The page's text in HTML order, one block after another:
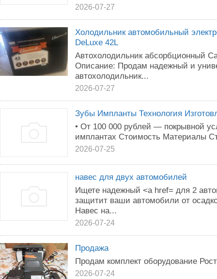
2026-07-27
Холодильник автомобильный
DeLuxe 42L
Автохолодильник абсорбционный
Описание: Продам надежный и
автохолодильник...
2026-07-27
Зубы Импланты Технология
• От 100 000 рублей — покрывной
имплантах Стоимость Материалы
2026-07-25
навес для двух автомобилей
Ищете надежный <a href= для 2
защитит ваши автомобили от
Навес на...
2026-07-24
Продажа
Продам комплект оборудование
2026-07-24